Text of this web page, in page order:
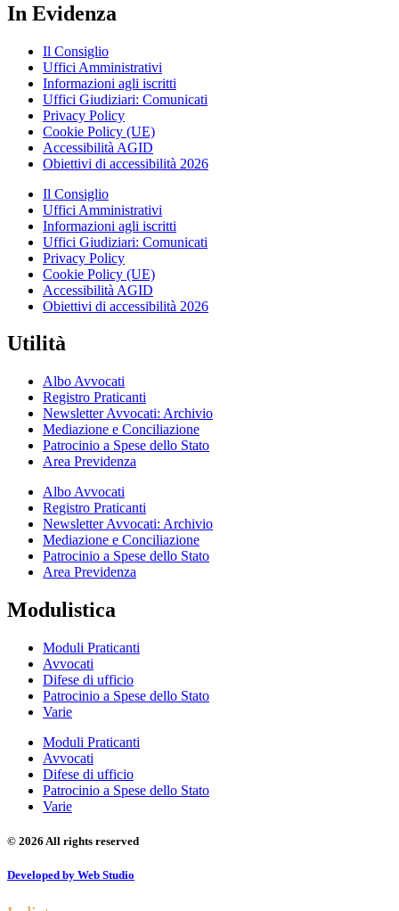
In Evidenza
Il Consiglio
Uffici Amministrativi
Informazioni agli iscritti
Uffici Giudiziari: Comunicati
Privacy Policy
Cookie Policy (UE)
Accessibilità AGID
Obiettivi di accessibilità 2026
Il Consiglio
Uffici Amministrativi
Informazioni agli iscritti
Uffici Giudiziari: Comunicati
Privacy Policy
Cookie Policy (UE)
Accessibilità AGID
Obiettivi di accessibilità 2026
Utilità
Albo Avvocati
Registro Praticanti
Newsletter Avvocati: Archivio
Mediazione e Conciliazione
Patrocinio a Spese dello Stato
Area Previdenza
Albo Avvocati
Registro Praticanti
Newsletter Avvocati: Archivio
Mediazione e Conciliazione
Patrocinio a Spese dello Stato
Area Previdenza
Modulistica
Moduli Praticanti
Avvocati
Difese di ufficio
Patrocinio a Spese dello Stato
Varie
Moduli Praticanti
Avvocati
Difese di ufficio
Patrocinio a Spese dello Stato
Varie
© 2026 All rights reserved
Developed by Web Studio